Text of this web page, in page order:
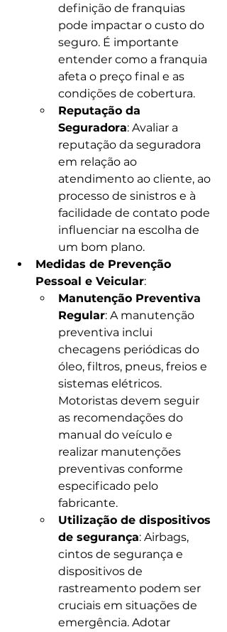
definição de franquias
pode impactar o custo do
seguro. É importante
entender como a franquia
afeta o preço final e as
condições de cobertura.
Reputação da
Seguradora: Avaliar a
reputação da seguradora
em relação ao
atendimento ao cliente, ao
processo de sinistros e à
facilidade de contato pode
influenciar na escolha de
um bom plano.
Medidas de Prevenção
Pessoal e Veicular:
Manutenção Preventiva
Regular: A manutenção
preventiva inclui
checagens periódicas do
óleo, filtros, pneus, freios e
sistemas elétricos.
Motoristas devem seguir
as recomendações do
manual do veículo e
realizar manutenções
preventivas conforme
especificado pelo
fabricante.
Utilização de dispositivos
de segurança: Airbags,
cintos de segurança e
dispositivos de
rastreamento podem ser
cruciais em situações de
emergência. Adotar